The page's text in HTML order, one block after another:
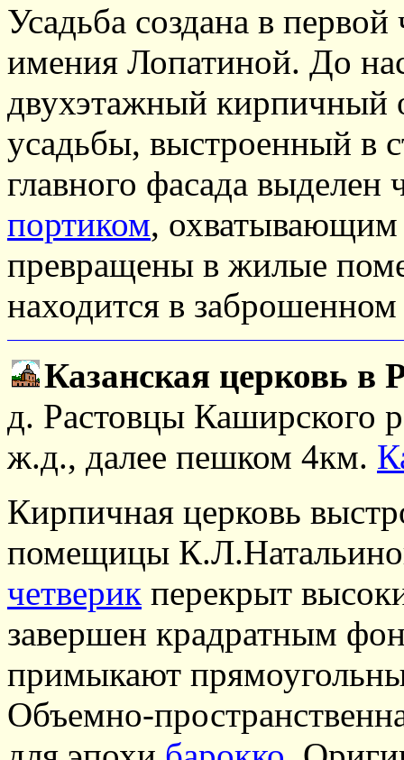
Усадьба создана в
имения Лопатиной. До
двухэтажный кирпичный
усадьбы, выстроенный в
главного фасада
портиком, охватывающим
превращены в жилые
находится в
Казанская церковь в
д. Растовцы Каширского
ж.д., далее пешком 4км.
Кирпичная церковь
помещицы
четверик перекрыт
завершен крадратным
примыкают
Объемно-